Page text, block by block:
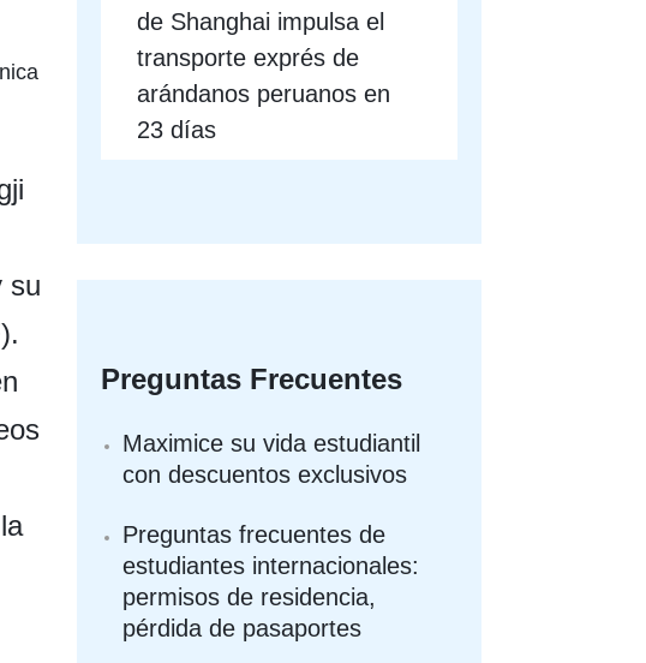
su
de Shanghai impulsa el
transporte exprés de
arándanos peruanos en
23 días
Preguntas Frecuentes
Maximice su vida estudiantil
con descuentos exclusivos
Preguntas frecuentes de
estudiantes internacionales:
permisos de residencia,
pérdida de pasaportes